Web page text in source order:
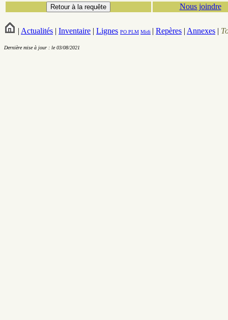
Nous joindre
| Actualités | Inventaire | Lignes PO PLM Midi | Repères | Annexes |
Dernière mise à jour : le 03/08/2021